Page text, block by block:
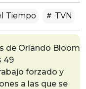
Tiempo TVN
de Orlando Bloom
49
forzado y
a las que se